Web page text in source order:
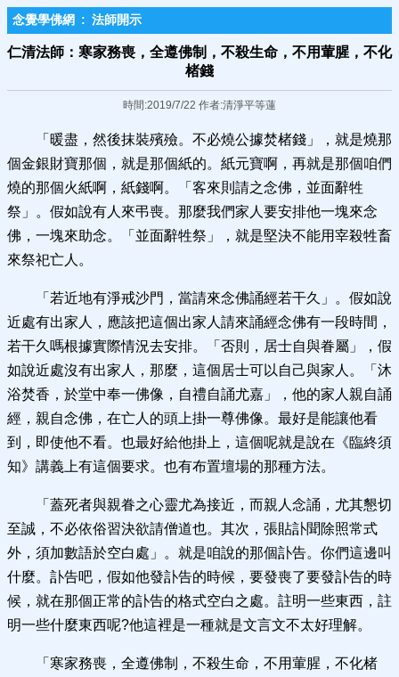
念覺學佛網 : 法師開示
仁清法師：寒家務喪，全遵佛制，不殺生命，不用葷腥，不化
楮錢
時間:2019/7/22 作者:清淨平等蓮
「暖盡，然後抹裝殯殮。不必燒公據焚楮錢」，就是燒那
個金銀財寶那個，就是那個紙的。紙元寶啊，再就是那個咱們
燒的那個火紙啊，紙錢啊。「客來則請之念佛，並面辭牲
祭」。假如說有人來弔喪。那麼我們家人要安排他一塊來念
佛，一塊來助念。「並面辭牲祭」，就是堅決不能用宰殺牲畜
來祭祀亡人。
「若近地有淨戒沙門，當請來念佛誦經若干久」。假如說
近處有出家人，應該把這個出家人請來誦經念佛有一段時間，
若干久嗎根據實際情況去安排。「否則，居士自與眷屬」，假
如說近處沒有出家人，那麼，這個居士可以自己與家人。「沐
浴焚香，於堂中奉一佛像，自禮自誦尤嘉」，他的家人親自誦
經，親自念佛，在亡人的頭上掛一尊佛像。最好是能讓他看
到，即使他不看。也最好給他掛上，這個呢就是說在《臨終須
知》講義上有這個要求。也有布置壇場的那種方法。
「蓋死者與親眷之心靈尤為接近，而親人念誦，尤其懇切
至誠，不必依俗習決欲請僧道也。其次，張貼訃聞除照常式
外，須加數語於空白處」。就是咱說的那個訃告。你們這邊叫
什麼。訃告吧，假如他發訃告的時候，要發喪了要發訃告的時
候，就在那個正常的訃告的格式空白之處。註明一些東西，註
明一些什麼東西呢?他這裡是一種就是文言文不太好理解。
「寒家務喪，全遵佛制，不殺生命，不用葷腥，不化楮